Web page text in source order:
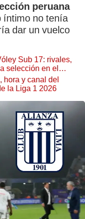
peruana
íntimo no tenía
dar un vuelco
Sub 17: rivales,
selección en el
hora y canal del
la Liga 1 2026